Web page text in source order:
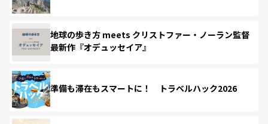
地球の歩き方 meets クリストファー・ノーラン監督
最新作『オデュッセイア』
準備も滞在もスマートに！ トラベルハック2026